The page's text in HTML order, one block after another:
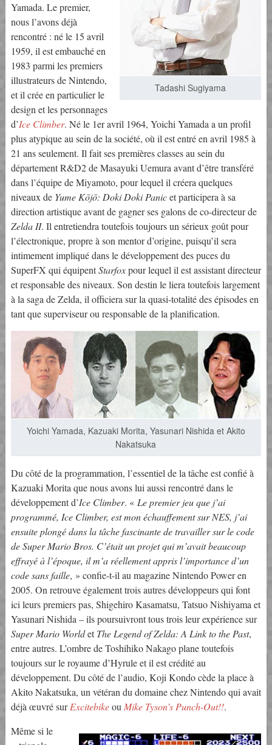
Tadashi Sugiyama
Yamada. Le premier,
nous l’avons déjà
rencontré : né le 15 avril
1959, il est embauché en
1983 parmi les premiers
illustrateurs de Nintendo,
et il crée en particulier le
design et les personnages
d’Ice Climber. Né le 1er avril 1964, Yoichi Yamada a un profil
plus atypique au sein de la société, où il est entré en avril 1985 à
21 ans seulement. Il fait ses premières classes au sein du
département R&D2 de Masayuki Uemura avant d’être transféré
dans l’équipe de Miyamoto, pour lequel il créera quelques
niveaux de Yume Kōjō: Doki Doki Panicet participera à sa
direction artistique avant de gagner ses galons de co-directeur de
Zelda II. Il entretiendra toutefois toujours un sérieux goût pour
l’électronique, propre à son mentor d’origine, puisqu’il sera
intimement impliqué dans le développement des puces du
SuperFX qui équipentStarfoxpour lequel il est assistant directeur
et responsable des niveaux. Son destin le liera toutefois largement
à la saga de Zelda, il officiera sur la quasi-totalité des épisodes en
tant que superviseur ou responsable de la planification.
Yoichi Yamada, Kazuaki Morita, Yasunari Nishida et Akito
Nakatsuka
Du côté de la programmation, l’essentiel de la tâche est confié à
Kazuaki Morita que nous avons lui aussi rencontré dans le
développement d’Ice Climber. « Le premier jeu que j’ai
programmé, Ice Climber, est mon échauffement sur NES, j’ai
ensuite plongé dans la tâche fascinante de travailler sur le code
de Super Mario Bros. C’était un projet qui m’avait beaucoup
effrayé à l’époque, il m’a réellement appris l’importance d’un
code sans faille, » confie-t-il au magazine Nintendo Power en
2005. On retrouve également trois autres développeurs qui font
ici leurs premiers pas, Shigehiro Kasamatsu, Tatsuo Nishiyama et
Yasunari Nishida – ils poursuivront tous trois leur expérience sur
Super Mario WorldetThe Legend of Zelda: A Link to the Past,
entre autres. L’ombre de Toshihiko Nakago plane toutefois
toujours sur le royaume d’Hyrule et il est crédité au
développement. Du côté de l’audio, Koji Kondo cède la place à
Akito Nakatsuka, un vétéran du domaine chez Nintendo qui avait
déjà œuvré surExcitebikeouMike Tyson’s Punch-Out!!.
Même si le